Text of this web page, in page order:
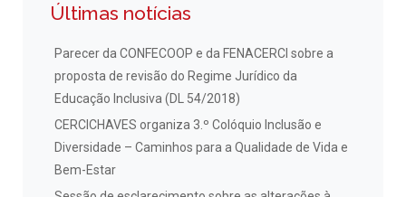
Últimas notícias
Parecer da CONFECOOP e da FENACERCI sobre a
proposta de revisão do Regime Jurídico da
Educação Inclusiva (DL 54/2018)
CERCICHAVES organiza 3.º Colóquio Inclusão e
Diversidade – Caminhos para a Qualidade de Vida e
Bem-Estar